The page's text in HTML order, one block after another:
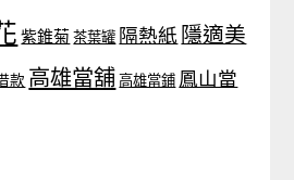
紫錐菊 茶葉罐 隔熱紙 隱適美
款 高雄當舖 高雄當鋪 鳳山當